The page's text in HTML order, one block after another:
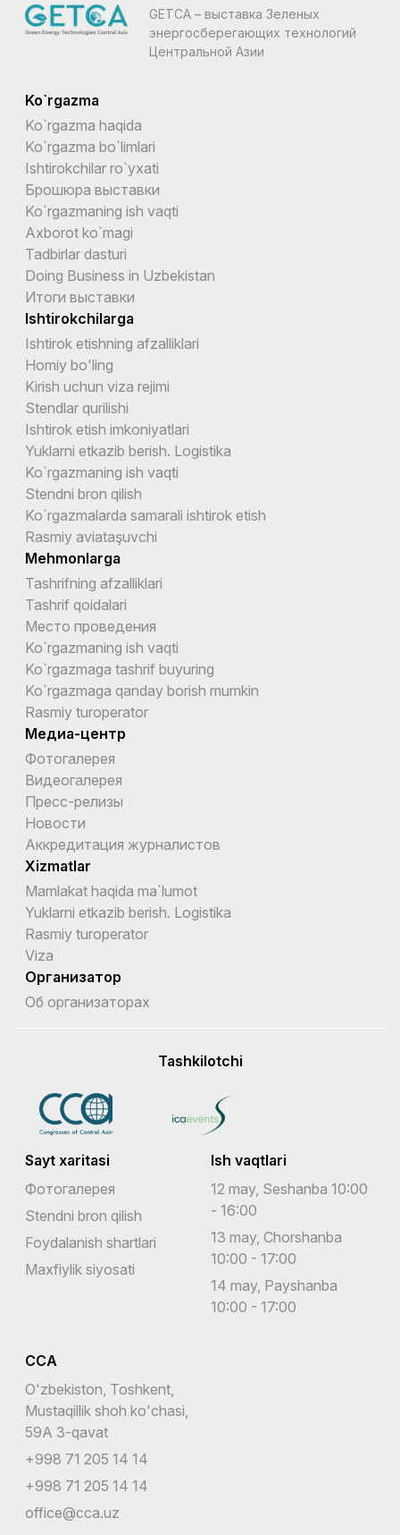
GETCA – выставка Зеленых
энергосберегающих технологий
Центральной Азии
Ko`rgazma
Ko`rgazma haqida
Ko`rgazma bo`limlari
Ishtirokchilar ro`yxati
Брошюра выставки
Ko`rgazmaning ish vaqti
Axborot ko`magi
Tadbirlar dasturi
Doing Business in Uzbekistan
Итоги выставки
Ishtirokchilarga
Ishtirok etishning afzalliklari
Homiy bo'ling
Kirish uchun viza rejimi
Stendlar qurilishi
Ishtirok etish imkoniyatlari
Yuklarni etkazib berish. Logistika
Ko`rgazmaning ish vaqti
Stendni bron qilish
Ko`rgazmalarda samarali ishtirok etish
Rasmiy aviataşuvchi
Mehmonlarga
Tashrifning afzalliklari
Tashrif qoidalari
Место проведения
Ko`rgazmaning ish vaqti
Ko`rgazmaga tashrif buyuring
Ko`rgazmaga qanday borish mumkin
Rasmiy turoperator
Медиа-центр
Фотогалерея
Видеогалерея
Пресс-релизы
Новости
Аккредитация журналистов
Xizmatlar
Mamlakat haqida ma`lumot
Yuklarni etkazib berish. Logistika
Rasmiy turoperator
Viza
Организатор
Об организаторах
Tashkilotchi
Sayt xaritasi
Фотогалерея
Stendni bron qilish
Foydalanish shartlari
Maxfiylik siyosati
Ish vaqtlari
12 may, Seshanba 10:00
- 16:00
13 may, Chorshanba
10:00 - 17:00
14 may, Payshanba
10:00 - 17:00
CCA
O'zbekiston, Toshkent,
Mustaqillik shoh ko'chasi,
59A 3-qavat
+998 71 205 14 14
+998 71 205 14 14
office@cca.uz